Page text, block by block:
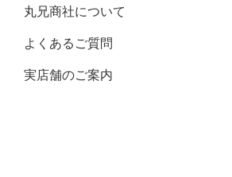
丸兄商社について
よくあるご質問
実店舗のご案内